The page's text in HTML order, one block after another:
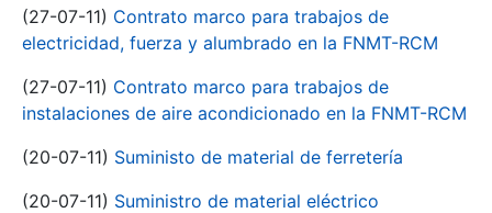
(27-07-11) Contrato marco para trabajos de
electricidad, fuerza y alumbrado en la FNMT-RCM
(27-07-11) Contrato marco para trabajos de
instalaciones de aire acondicionado en la FNMT-RCM
(20-07-11) Suministo de material de ferretería
(20-07-11) Suministro de material eléctrico